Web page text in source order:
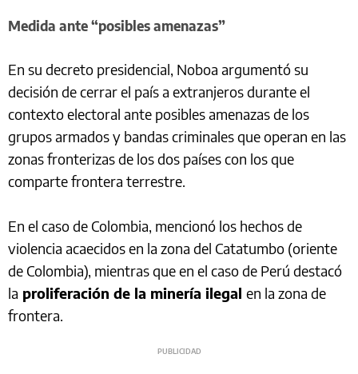
Medida ante “posibles amenazas”
En su decreto presidencial, Noboa argumentó su
decisión de cerrar el país a extranjeros durante el
contexto electoral ante posibles amenazas de los
grupos armados y bandas criminales que operan en las
zonas fronterizas de los dos países con los que
comparte frontera terrestre.
En el caso de Colombia, mencionó los hechos de
violencia acaecidos en la zona del Catatumbo (oriente
de Colombia), mientras que en el caso de Perú destacó
la proliferación de la minería ilegal en la zona de
frontera.